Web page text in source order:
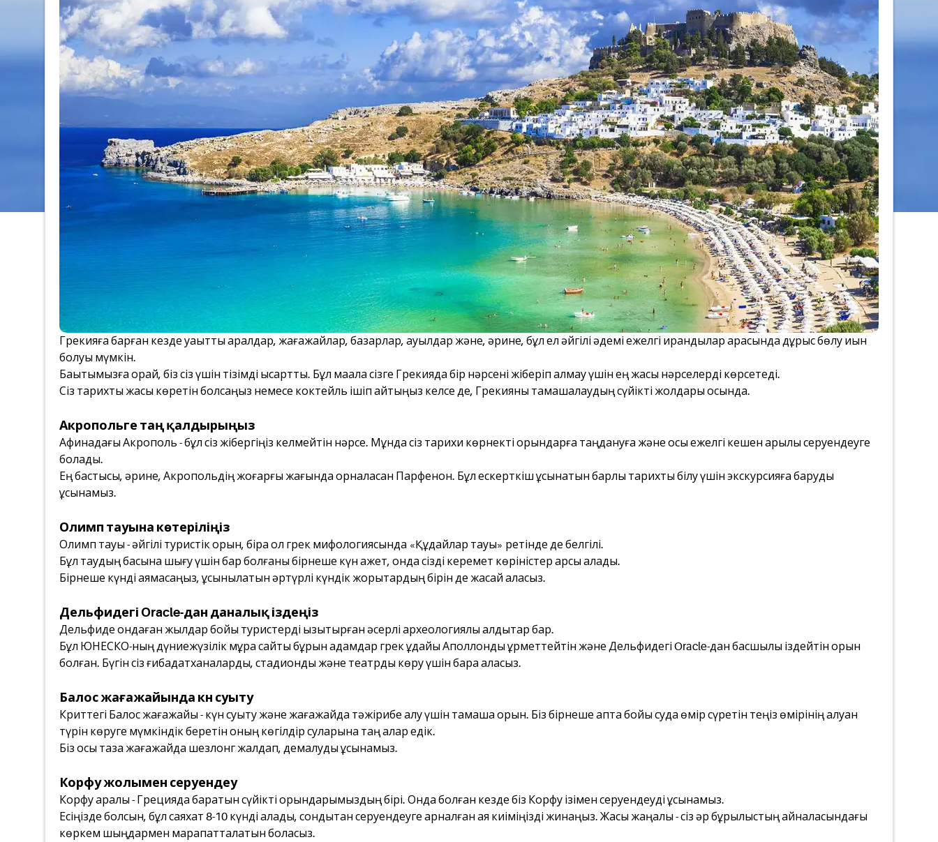
Грекияға барған кезде уақытты аралдар, жағажайлар, базарлар, ауылдар және, әрине, бұл ел әйгілі әдемі ежелгі қирандылар арасында дұрыс бөлу қиын
болуы мүмкін.
Бақытымызға орай, біз сіз үшін тізімді қысқарттық. Бұл мақала сізге Грекияда бір нәрсені жіберіп алмау үшін ең жақсы нәрселерді көрсетеді.
Сіз тарихты жақсы көретін болсаңыз немесе коктейль ішіп қайтқыңыз келсе де, Грекияны тамашалаудың сүйікті жолдары осында.
Акропольге таң қалдырыңыз
Афинадағы Акрополь - бұл сіз жібергіңіз келмейтін нәрсе. Мұнда сіз тарихи көрнекті орындарға таңдануға және осы ежелгі кешен арқылы серуендеуге
болады.
Ең бастысы, әрине, Акропольдің жоғарғы жағында орналасқан Парфенон. Бұл ескерткіш ұсынатын барлық тарихты білу үшін экскурсияға баруды
ұсынамыз.
Олимп тауына көтеріліңіз
Олимп тауы - әйгілі туристік орын, бірақ ол грек мифологиясында «Құдайлар тауы» ретінде де белгілі.
Бұл таудың басына шығу үшін бар болғаны бірнеше күн қажет, онда сізді керемет көріністер қарсы алады.
Бірнеше күнді аямасаңыз, ұсынылатын әртүрлі күндік жорықтардың бірін де жасай аласыз.
Дельфидегі Oracle-дан даналық іздеңіз
Дельфиде ондаған жылдар бойы туристерді қызықтырған әсерлі археологиялық қалдықтар бар.
Бұл ЮНЕСКО-ның дүниежүзілік мұра сайты бұрын адамдар грек құдайы Аполлонды құрметтейтін және Дельфидегі Oracle-дан басшылық іздейтін орын
болған. Бүгін сіз ғибадатханаларды, стадионды және театрды көру үшін бара аласыз.
Балос жағажайында күн суыту
Криттегі Балос жағажайы - күн суыту және жағажайда тәжірибе алу үшін тамаша орын. Біз бірнеше апта бойы суда өмір сүретін теңіз өмірінің алуан
түрін көруге мүмкіндік беретін оның көгілдір суларына таң қалар едік.
Біз осы таза жағажайда шезлонг жалдап, демалуды ұсынамыз.
Корфу жолымен серуендеу
Корфу аралы - Грецияда баратын сүйікті орындарымыздың бірі. Онда болған кезде біз Корфу ізімен серуендеуді ұсынамыз.
Есіңізде болсын, бұл саяхат 8-10 күнді алады, сондықтан серуендеуге арналған аяқ киіміңізді жинаңыз. Жақсы жаңалық - сіз әр бұрылыстың айналасындағы
көркем шыңдармен марапатталатын боласыз.